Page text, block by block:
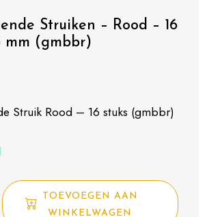
Struiken – Rood – 16
mm (gmbbr)
Struik Rood – 16 stuks (gmbbr)
TOEVOEGEN AAN
WINKELWAGEN